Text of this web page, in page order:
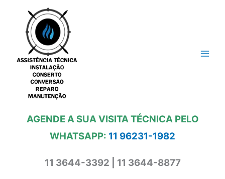
conteúdo
AGENDE A SUA VISITA TÉCNICA PELO
WHATSAPP: 11 96231-1982
11 3644-3392 | 11 3644-8877